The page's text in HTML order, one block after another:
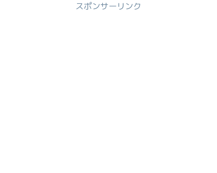
スポンサーリンク